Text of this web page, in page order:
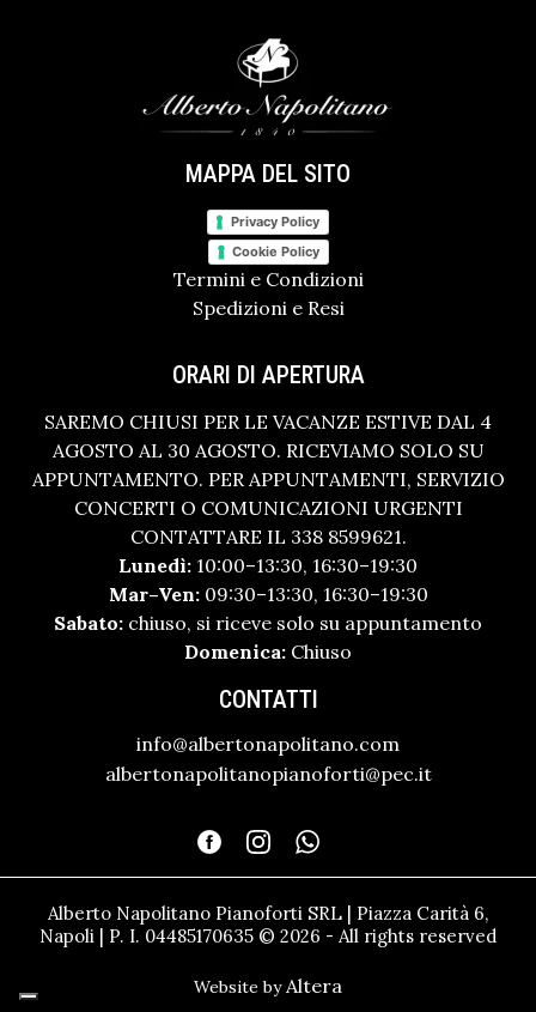
MAPPA DEL SITO
Privacy Policy
Cookie Policy
Termini e Condizioni
Spedizioni e Resi
ORARI DI APERTURA
SAREMO CHIUSI PER LE VACANZE ESTIVE DAL 4
AGOSTO AL 30 AGOSTO. RICEVIAMO SOLO SU
APPUNTAMENTO. PER APPUNTAMENTI, SERVIZIO
CONCERTI O COMUNICAZIONI URGENTI
CONTATTARE IL 338 8599621.
Lunedì: 10:00–13:30, 16:30–19:30
Mar–Ven:09:30–13:30, 16:30–19:30
Sabato: chiuso, si riceve solo su appuntamento
Domenica: Chiuso
CONTATTI
info@albertonapolitano.com
albertonapolitanopianoforti@pec.it
Alberto Napolitano Pianoforti SRL | Piazza Carità 6,
Napoli | P. I. 04485170635 © 2026 - All rights reserved
Website by Altera